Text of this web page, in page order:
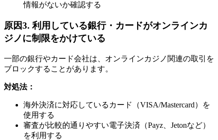
情報がないか確認する
原因3. 利用している銀行・カードがオンラインカ
ジノに制限をかけている
一部の銀行やカード会社は、オンラインカジノ関連の取引を
ブロックすることがあります。
対処法：
海外決済に対応しているカード（VISA/Mastercard）を
使用する
審査が比較的通りやすい電子決済（Payz、Jetonなど）
を利用する